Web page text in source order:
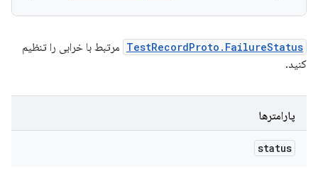
TestRecordProto.FailureStatus مرتبط با خرابی را تنظیم
کنید.
پارامترها
status